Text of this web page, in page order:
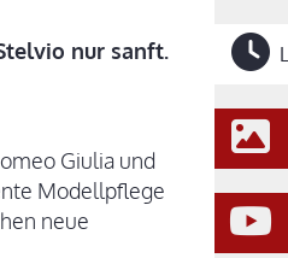
nur sanft.
Giulia und
Modellpflege
neue